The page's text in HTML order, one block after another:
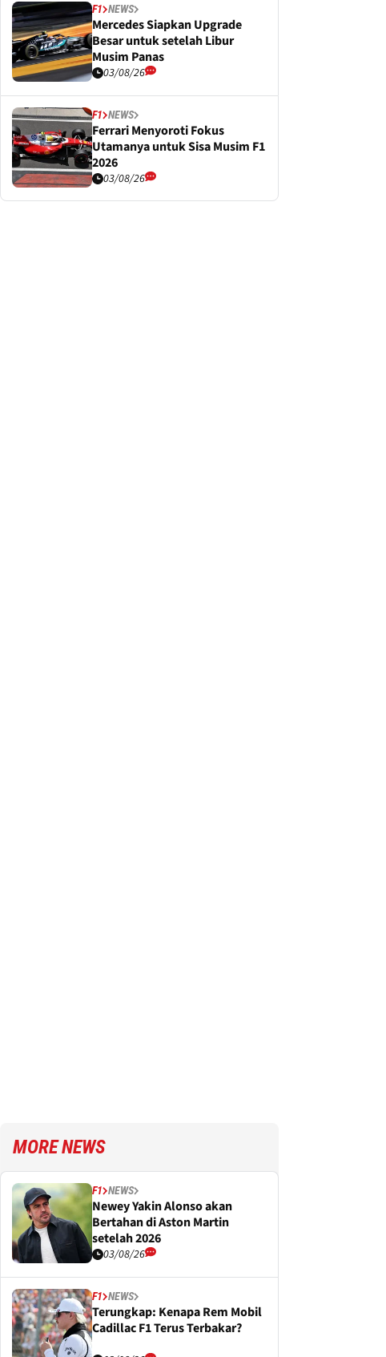
F1 NEWS
Mercedes Siapkan Upgrade
Besar untuk setelah Libur
Musim Panas
03/08/26
F1 NEWS
Ferrari Menyoroti Fokus
Utamanya untuk Sisa Musim F1
2026
03/08/26
MORE NEWS
F1 NEWS
Newey Yakin Alonso akan
Bertahan di Aston Martin
setelah 2026
03/08/26
F1 NEWS
Terungkap: Kenapa Rem Mobil
Cadillac F1 Terus Terbakar?